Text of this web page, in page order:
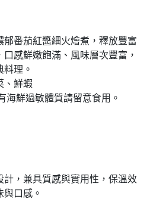
番茄紅醬細火燴煮，釋放豐富
感鮮嫩飽滿、風味層次豐富，
理。
、鮮蝦
鮮過敏體質請留意食用。
計，兼具質感與實用性，保溫效
口感。